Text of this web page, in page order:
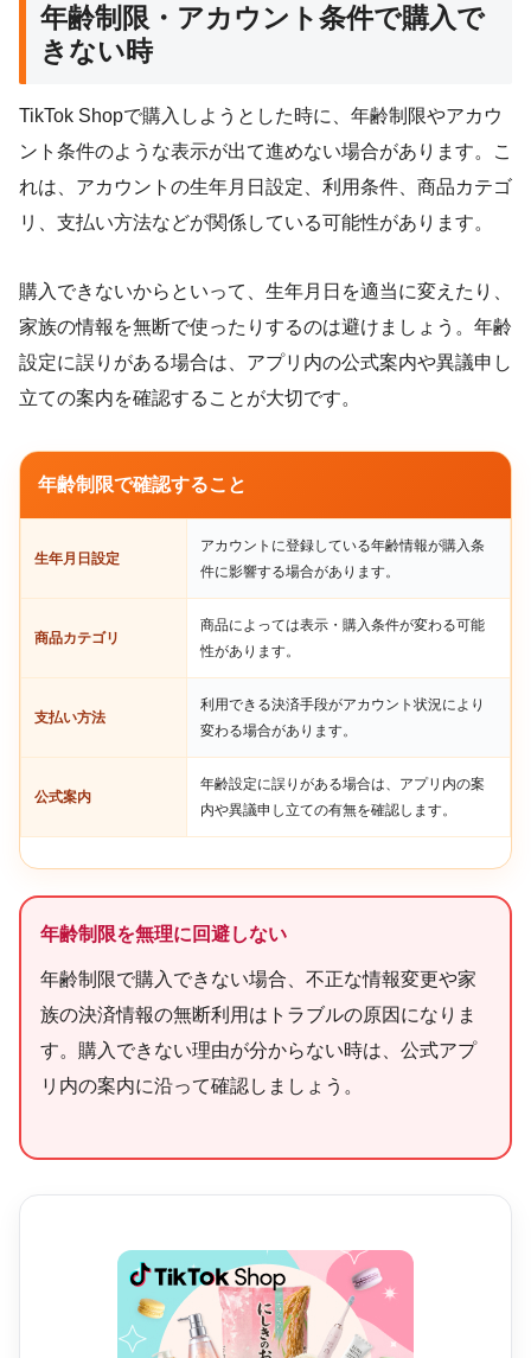
年齢制限・アカウント条件で購入で
きない時
TikTok Shopで購入しようとした時に、年齢制限やアカウ
ント条件のような表示が出て進めない場合があります。こ
れは、アカウントの生年月日設定、利用条件、商品カテゴ
リ、支払い方法などが関係している可能性があります。
購入できないからといって、生年月日を適当に変えたり、
家族の情報を無断で使ったりするのは避けましょう。年齢
設定に誤りがある場合は、アプリ内の公式案内や異議申し
立ての案内を確認することが大切です。
年齢制限で確認すること
生年月日設定
アカウントに登録している年齢情報が購入条
件に影響する場合があります。
商品カテゴリ
商品によっては表示・購入条件が変わる可能
性があります。
支払い方法
利用できる決済手段がアカウント状況により
変わる場合があります。
公式案内
年齢設定に誤りがある場合は、アプリ内の案
内や異議申し立ての有無を確認します。
年齢制限を無理に回避しない
年齢制限で購入できない場合、不正な情報変更や家
族の決済情報の無断利用はトラブルの原因になりま
す。購入できない理由が分からない時は、公式アプ
リ内の案内に沿って確認しましょう。